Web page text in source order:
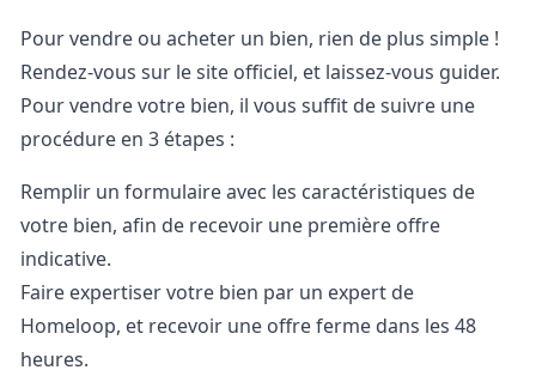
Pour vendre ou acheter un bien, rien de plus simple !
Rendez-vous sur le site officiel, et laissez-vous guider.
Pour vendre votre bien, il vous suffit de suivre une
procédure en 3 étapes :
Remplir un formulaire avec les caractéristiques de
votre bien, afin de recevoir une première offre
indicative.
Faire expertiser votre bien par un expert de
Homeloop, et recevoir une offre ferme dans les 48
heures.